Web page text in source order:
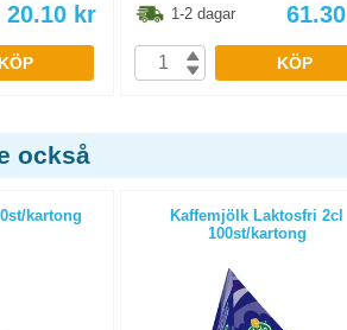
20.10 kr
KÖP
1-2 dagar 61.30
KÖP
också
kartong
Kaffemjölk Laktosfri 2cl
100st/kartong